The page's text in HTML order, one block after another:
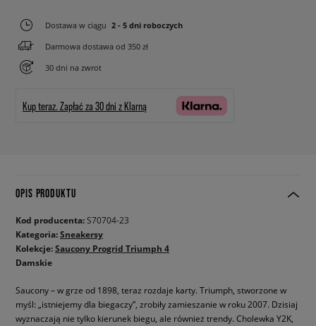
Dostawa w ciągu 2 - 5 dni roboczych
Darmowa dostawa od 350 zł
30 dni na zwrot
Kup teraz. Zapłać za 30 dni z Klarną
OPIS PRODUKTU
Kod producenta:S70704-23
Kategoria:Sneakersy
Kolekcje:Saucony Progrid Triumph 4
Damskie
Saucony – w grze od 1898, teraz rozdaje karty. Triumph, stworzone w
myśl: „istniejemy dla biegaczy”, zrobiły zamieszanie w roku 2007. Dzisiaj
wyznaczają nie tylko kierunek biegu, ale również trendy. Cholewka Y2K,